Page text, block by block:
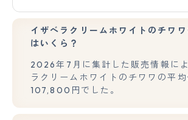
イザベラクリームホワイトのチワ
はいくら？
2026年7月に集計した販売情報に
ラクリームホワイトのチワワの平
107,800円でした。